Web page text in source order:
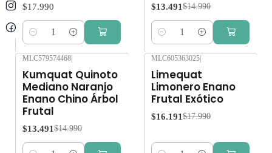
$17.990
Cantidad
$13.491 $14.990
Cantidad
MLC579574468|
Kumquat Quinoto
Mediano Naranjo
Enano Chino Árbol
Frutal
$13.491 $14.990
MLC605363025|
Limequat
Limonero Enano
Frutal Exótico
$16.191 $17.990